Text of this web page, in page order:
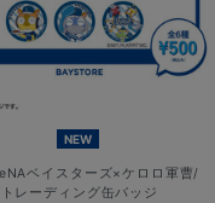
NEW
ベイスターズ×ケロロ軍曹/
トレーディング缶バッジ